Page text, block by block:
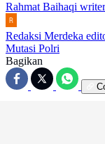
Rahmat Baihaqi writer
Redaksi Merdeka
Mutasi Polri
Bagikan